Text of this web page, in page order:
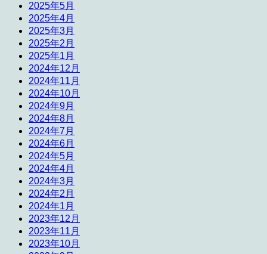
2025年5月
2025年4月
2025年3月
2025年2月
2025年1月
2024年12月
2024年11月
2024年10月
2024年9月
2024年8月
2024年7月
2024年6月
2024年5月
2024年4月
2024年3月
2024年2月
2024年1月
2023年12月
2023年11月
2023年10月